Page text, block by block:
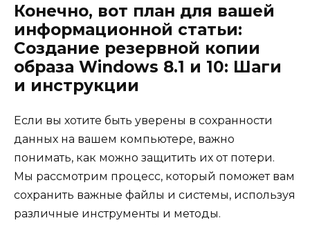
Конечно, вот план для вашей
информационной статьи:
Создание резервной копии
образа Windows 8.1 и 10: Шаги
и инструкции
Если вы хотите быть уверены в сохранности
данных на вашем компьютере, важно
понимать, как можно защитить их от потери.
Мы рассмотрим процесс, который поможет вам
сохранить важные файлы и системы, используя
различные инструменты и методы.